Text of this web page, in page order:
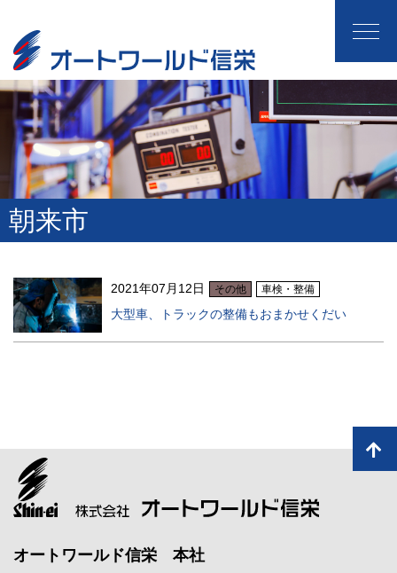
朝来市
2021年07月12日 その他 車検・整備
大型車、トラックの整備もおまかせくだい
オートワールド信栄 本社